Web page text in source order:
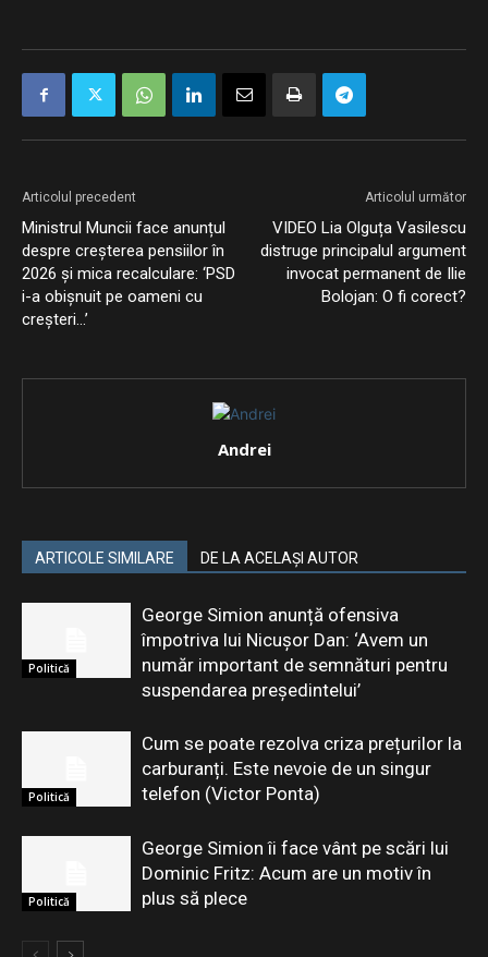
Articolul precedent
Ministrul Muncii face anunțul
despre creșterea pensiilor în
2026 și mica recalculare: ‘PSD
i-a obișnuit pe oameni cu
creșteri…’
Articolul următor
VIDEO Lia Olguța Vasilescu
distruge principalul argument
invocat permanent de Ilie
Bolojan: O fi corect?
Andrei
ARTICOLE SIMILARE DE LA ACELAȘI AUTOR
Politică
George Simion anunță ofensiva
împotriva lui Nicușor Dan: ‘Avem un
număr important de semnături pentru
suspendarea președintelui’
Politică
Cum se poate rezolva criza prețurilor la
carburanți. Este nevoie de un singur
telefon (Victor Ponta)
Politică
George Simion îi face vânt pe scări lui
Dominic Fritz: Acum are un motiv în
plus să plece